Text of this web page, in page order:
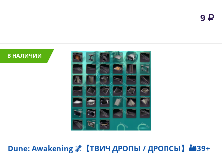
9
В НАЛИЧИИ
Dune: Awakening 🌌【ТВИЧ ДРОПЫ / ДРОПСЫ】🏜️39+